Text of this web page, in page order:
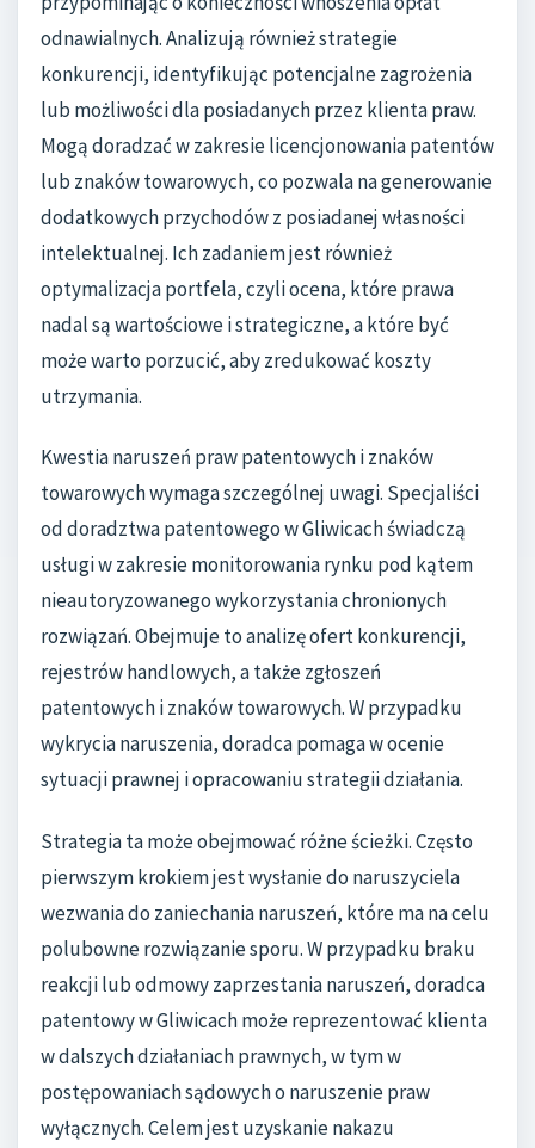
odnawialnych. Analizują również strategie
konkurencji, identyfikując potencjalne zagrożenia
lub możliwości dla posiadanych przez klienta praw.
Mogą doradzać w zakresie licencjonowania patentów
lub znaków towarowych, co pozwala na generowanie
dodatkowych przychodów z posiadanej własności
intelektualnej. Ich zadaniem jest również
optymalizacja portfela, czyli ocena, które prawa
nadal są wartościowe i strategiczne, a które być
może warto porzucić, aby zredukować koszty
utrzymania.
Kwestia naruszeń praw patentowych i znaków
towarowych wymaga szczególnej uwagi. Specjaliści
od doradztwa patentowego w Gliwicach świadczą
usługi w zakresie monitorowania rynku pod kątem
nieautoryzowanego wykorzystania chronionych
rozwiązań. Obejmuje to analizę ofert konkurencji,
rejestrów handlowych, a także zgłoszeń
patentowych i znaków towarowych. W przypadku
wykrycia naruszenia, doradca pomaga w ocenie
sytuacji prawnej i opracowaniu strategii działania.
Strategia ta może obejmować różne ścieżki. Często
pierwszym krokiem jest wysłanie do naruszyciela
wezwania do zaniechania naruszeń, które ma na celu
polubowne rozwiązanie sporu. W przypadku braku
reakcji lub odmowy zaprzestania naruszeń, doradca
patentowy w Gliwicach może reprezentować klienta
w dalszych działaniach prawnych, w tym w
postępowaniach sądowych o naruszenie praw
wyłącznych. Celem jest uzyskanie nakazu